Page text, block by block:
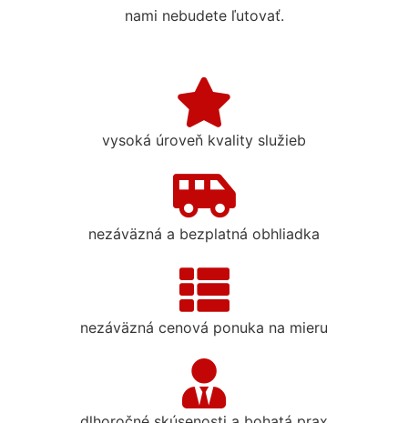
nami nebudete ľutovať.
vysoká úroveň kvality služieb
nezáväzná a bezplatná obhliadka
nezáväzná cenová ponuka na mieru